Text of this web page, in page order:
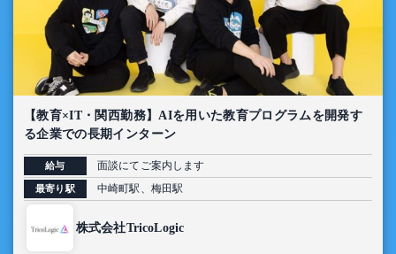
【教育×IT・関西勤務】AIを用いた教育プログラムを開発す
る企業での長期インターン
給与 面談にてご案内します
最寄り駅 中崎町駅、梅田駅
株式会社TricoLogic